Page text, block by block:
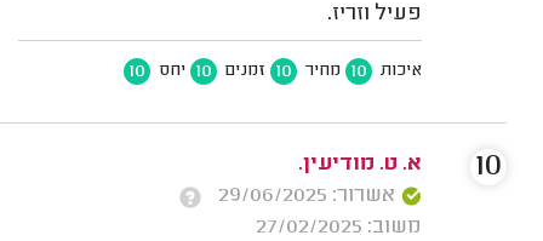
פעיל וזריז.
איכות 10 מחיר 10 זמנים 10 יחס 10
א. ט. מודיעין.
אשרור: 29/06/2025
משוב: 27/02/2025
10